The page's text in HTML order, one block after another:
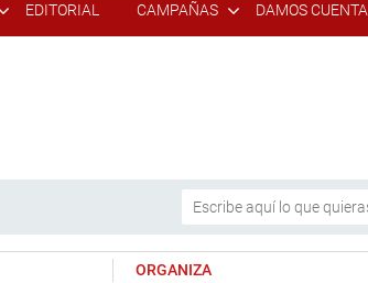
EDITORIAL CAMPAÑAS DAMOS CUENTA
ORGANIZA